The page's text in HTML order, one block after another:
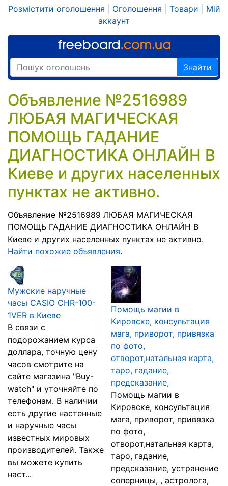
Розмістити оголошення Оголошення Товари
Мій
аккаунт
Знайти
Объявление №2516989
ЛЮБАЯ МАГИЧЕСКАЯ
ПОМОЩЬ ГАДАНИЕ
ДИАГНОСТИКА ОНЛАЙН В
Киеве и других населенных
пунктах не активно.
Объявление №2516989 ЛЮБАЯ МАГИЧЕСКАЯ
ПОМОЩЬ ГАДАНИЕ ДИАГНОСТИКА ОНЛАЙН В
Киеве и других населенных пунктах не активно.
Найти похожие объявления.
Мужские наручные
часы CASIO CHR-100-
1VER в Киеве
В связи с
подорожанием курса
доллара, точную цену
часов смотрите на
сайте магазина "Buy-
watch" и уточняйте по
телефонам. В наличии
есть другие настенные
и наручные часы
известных мировых
производителей. Также
вы можете купить
наст...
Помощь магии в
Кировске, консультация
мага, приворот, привязка
по фото,
отворот,натальная карта,
таро, гадание,
предсказание,
Помощь магии в
Кировске, консультация
мага, приворот, привязка
по фото,
отворот,натальная карта,
таро, гадание,
предсказание, устранение
соперницы, , астролога,